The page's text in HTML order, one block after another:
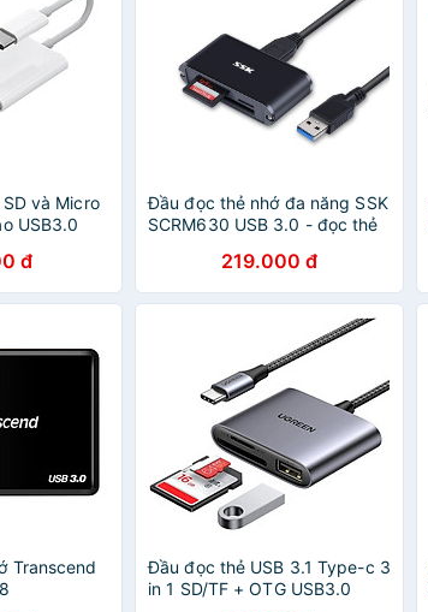
và Micro
USB3.0
laptop,
đ
Đầu đọc thẻ nhớ đa năng SSK
SCRM630 USB 3.0 - đọc thẻ
219.000 đ
Transcend
Đầu đọc thẻ USB 3.1 Type-c 3
in 1 SD/TF + OTG USB3.0